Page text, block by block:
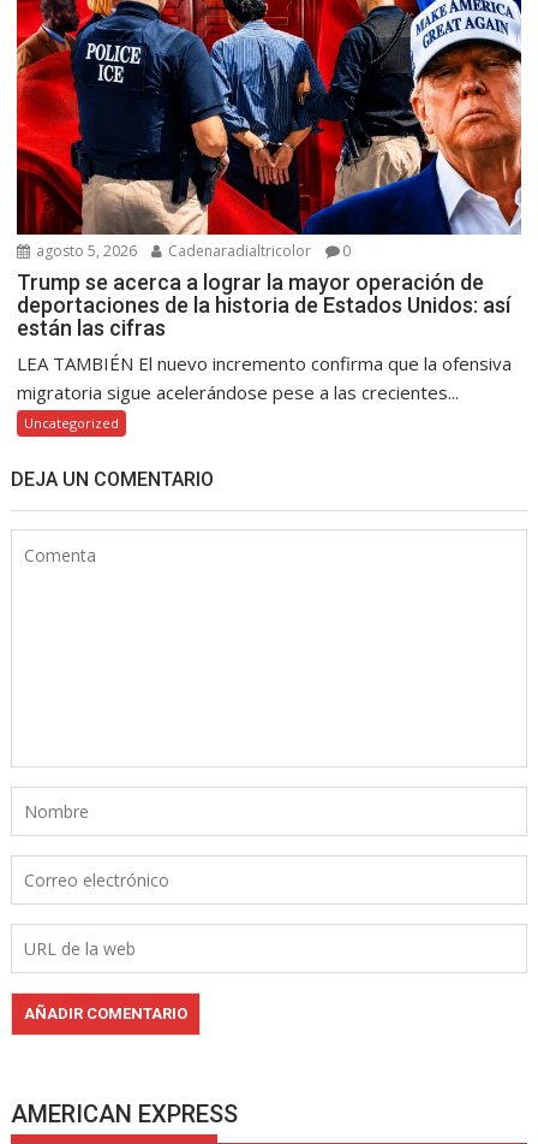
agosto 5, 2026 Cadenaradialtricolor 0
Trump se acerca a lograr la mayor operación de
deportaciones de la historia de Estados Unidos: así
están las cifras
LEA TAMBIÉN El nuevo incremento confirma que la ofensiva
migratoria sigue acelerándose pese a las crecientes...
Uncategorized
DEJA UN COMENTARIO
AMERICAN EXPRESS